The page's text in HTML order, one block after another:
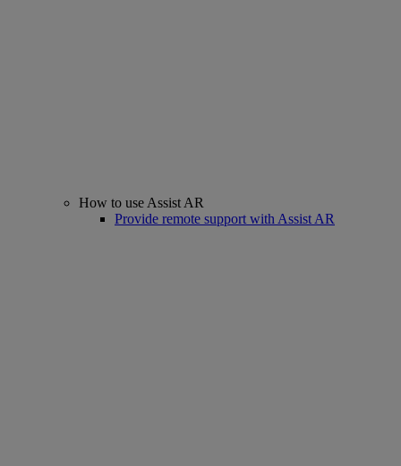
How to use Assist AR
Provide remote support with Assist AR